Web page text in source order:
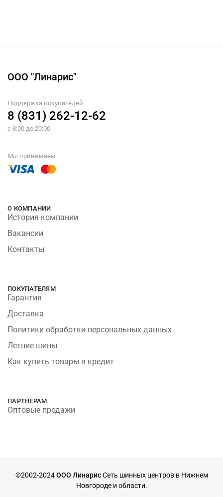
ООО "Линарис"
Поддержка покупателей
8 (831) 262-12-62
с 8:00 до 20:00
Мы принимаем
О КОМПАНИИ
История компании
Вакансии
Контакты
ПОКУПАТЕЛЯМ
Гарантия
Доставка
Политики обработки персональных данных
Летние шины
Как купить товары в кредит
ПАРТНЕРАМ
Оптовые продажи
©2002-2024ООО ЛинарисСеть шинных центров в Нижнем
Новгороде и области.